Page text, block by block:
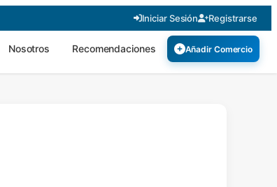
Iniciar Sesión Registrarse
Nosotros Recomendaciones Añadir Comercio